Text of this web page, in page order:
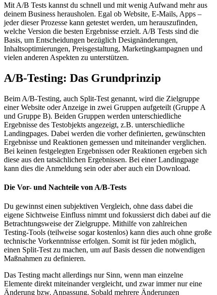
Mit A/B Tests kannst du schnell und mit wenig Aufwand mehr aus
deinem Business herausholen. Egal ob Website, E-Mails, Apps –
jeder dieser Prozesse kann getestet werden, um herauszufinden,
welche Version die besten Ergebnisse erzielt. A/B Tests sind die
Basis, um Entscheidungen bezüglich Designänderungen,
Inhaltsoptimierungen, Preisgestaltung, Marketingkampagnen und
vielen anderen Aspekten zu unterstützen.
A/B-Testing: Das Grundprinzip
Beim A/B-Testing, auch Split-Test genannt, wird die Zielgruppe
einer Website oder Anzeige in zwei Gruppen aufgeteilt (Gruppe A
und Gruppe B). Beiden Gruppen werden unterschiedliche
Ergebnisse des Testobjekts angezeigt, z.B. unterschiedliche
Landingpages. Dabei werden die vorher definierten, gewünschten
Ergebnisse und Reaktionen gemessen und miteinander verglichen.
Bei keinen festgelegten Ergebnissen oder Reaktionen ergeben sich
diese aus den tatsächlichen Ergebnissen. Bei einer Landingpage
kann dies die Anmeldung sein oder aber auch ein Download.
Die Vor- und Nachteile von A/B-Tests
Du gewinnst einen subjektiven Vergleich, ohne dass dabei die
eigene Sichtweise Einfluss nimmt und fokussierst dich dabei auf die
Betrachtungsweise der Zielgruppe. Mithilfe von zahlreichen
Testing-Tools (teilweise sogar kostenlos) kann dies auch ohne große
technische Vorkenntnisse erfolgen. Somit ist für jeden möglich,
einen Split-Test zu machen, um auf Basis dessen die notwendigen
Maßnahmen zu definieren.
Das Testing macht allerdings nur Sinn, wenn man einzelne
Elemente direkt miteinander vergleicht, und zwar immer nur eine
Änderung bzw. Anpassung. Sobald mehrere Änderungen